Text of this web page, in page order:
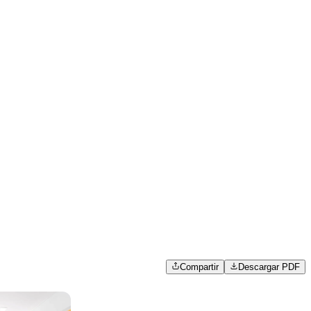
Compartir Descargar PDF